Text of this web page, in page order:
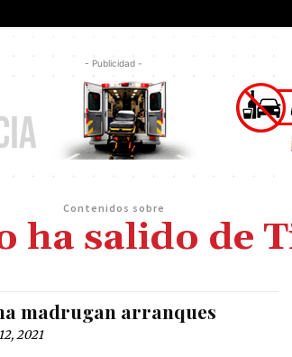
- Publicidad -
Contenidos sobre
ha salido de
madrugan arranques
2021